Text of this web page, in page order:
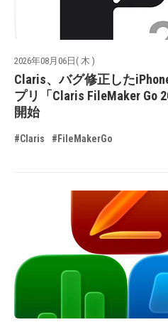
2026年08月06日( 木 )
Claris、バグ修正した
プリ「Claris FileMaker Go
開始
#Claris #FileMakerGo